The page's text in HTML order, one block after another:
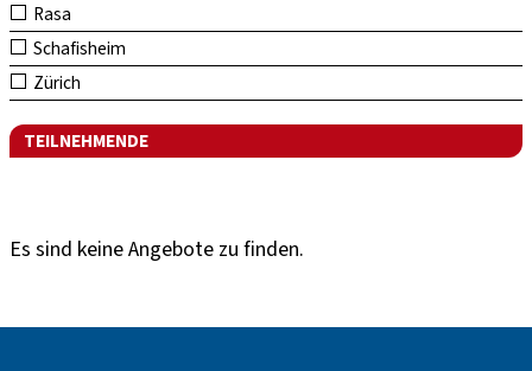
Rasa
Schafisheim
Zürich
TEILNEHMENDE
Es sind keine Angebote zu finden.